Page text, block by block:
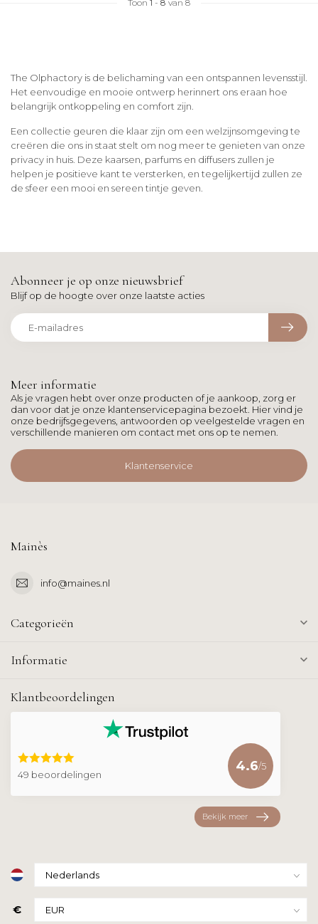
Toon 1 - 8 van 8
The Olphactory is de belichaming van een ontspannen levensstijl.
Het eenvoudige en mooie ontwerp herinnert ons eraan hoe
belangrijk ontkoppeling en comfort zijn.
Een collectie geuren die klaar zijn om een welzijnsomgeving te
creëren die ons in staat stelt om nog meer te genieten van onze
privacy in huis. Deze kaarsen, parfums en diffusers zullen je
helpen je positieve kant te versterken, en tegelijkertijd zullen ze
de sfeer een mooi en sereen tintje geven.
Meer informatie
Als je vragen hebt over onze producten of je aankoop, zorg er
dan voor dat je onze klantenservicepagina bezoekt. Hier vind je
onze bedrijfsgegevens, antwoorden op veelgestelde vragen en
verschillende manieren om contact met ons op te nemen.
Klantenservice
Abonneer je op onze nieuwsbrief
Blijf op de hoogte over onze laatste acties
Mainès
info@maines.nl
Categorieën
Informatie
Klantbeoordelingen
49 beoordelingen
4.6/5
Bekijk meer
€